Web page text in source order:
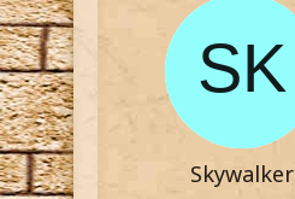
Skywalker